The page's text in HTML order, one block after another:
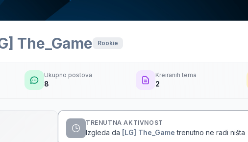
The_Game Rookie
Ukupno postova
8
Kreiranih tema
2
TRENUTNA AKTIVNOST
Izgleda da [LG] The_Game trenutno ne radi ništa